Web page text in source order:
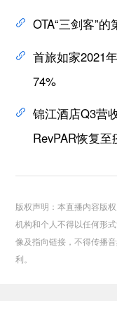
OTA“三剑客”
首旅如家2021
74%
锦江酒店Q3营
RevPAR恢复
版权声明：本直播内容版
机构和个人不得以任何形
像及指向链接，不得传播
利。